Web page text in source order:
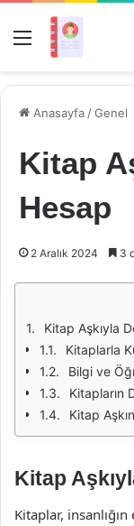
Menü
Anasayfa /Genel
Kitap
Hesap
2 Aralık 2024 3
Kitap Aşkıyla
Kitaplarla
Bilgi ve
Kitapların
Kitap
Kitap
Kitaplar,